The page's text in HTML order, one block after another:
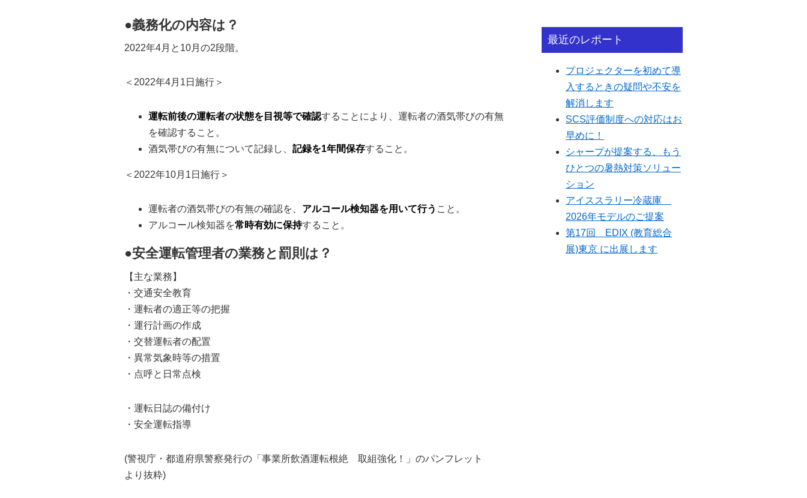
●義務化の内容は？
2022年4月と10月の2段階。
＜2022年4月1日施行＞
運転前後の運転者の状態を目視等で確認することにより、運転者の酒気帯びの有無
を確認すること。
酒気帯びの有無について記録し、 記録を1年間保存すること。
＜2022年10月1日施行＞
運転者の酒気帯びの有無の確認を、 アルコール検知器を用いて行う こと。
アルコール検知器を常時有効に保持すること。
●安全運転管理者の業務と罰則は？
【主な業務】
・交通安全教育
・運転者の適正等の把握
・運行計画の作成
・交替運転者の配置
・異常気象時等の措置
・点呼と日常点検
・運転日誌の備付け
・安全運転指導
(警視庁・都道府県警察発行の「事業所飲酒運転根絶 取組強化！」のパンフレット
より抜粋)
最近のレポート
プロジェクターを初めて導
入するときの疑問や不安を
解消します
SCS評価制度への対応はお
早めに！
シャープが提案する、もう
ひとつの暑熱対策ソリュー
ション
アイススラリー冷蔵庫
2026年モデルのご提案
第17回 EDIX (教育総合
展)東京 に出展します